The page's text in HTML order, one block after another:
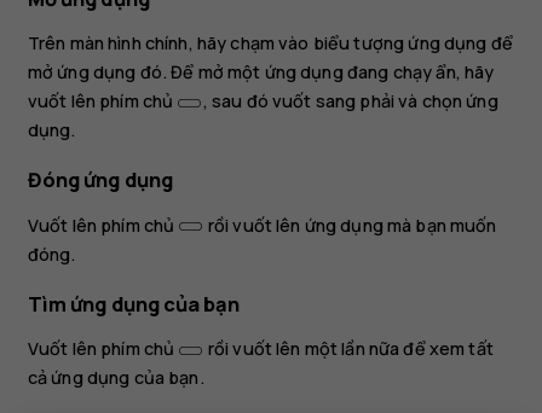
Nokia
8.1
Trên màn hình chính, hãy chạm vào biểu tượng ứng dụng để
mở ứng dụng đó. Để mở một ứng dụng đang chạy ẩn, hãy
vuốt lên phím chủ
, sau đó vuốt sang phải và chọn ứng
dụng.
Đóng ứng dụng
Vuốt lên phím chủ
rồi vuốt lên ứng dụng mà bạn muốn
đóng.
Tìm ứng dụng của bạn
Vuốt lên phím chủ
rồi vuốt lên một lần nữa để xem tất
cả ứng dụng của bạn.